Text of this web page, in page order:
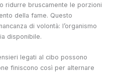
ridurre bruscamente le porzioni
della fame. Questo
di volontà: l’organismo
disponibile.
legati al cibo possono
finiscono così per alternare